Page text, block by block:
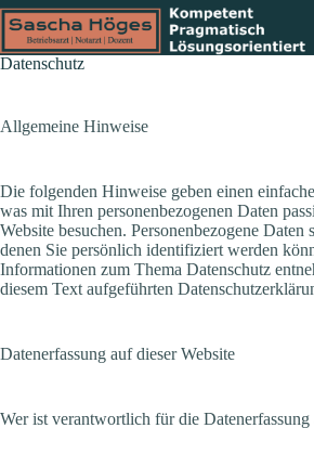
Zum
Inhalt
springen
Datenschutz
Allgemeine Hinweise
Die folgenden Hinweise geben einen
was mit Ihren personenbezogenen Daten
Website besuchen. Personenbezogene Daten
denen Sie persönlich identifiziert werden
Informationen zum Thema Datenschutz
diesem Text aufgeführten
Datenerfassung auf dieser Website
Wer ist verantwortlich für die Datenerfassung